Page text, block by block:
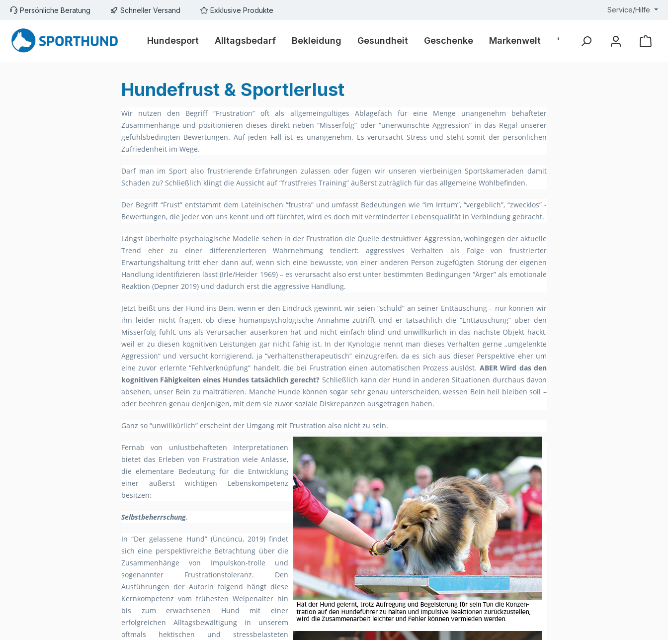
Hauptinhalt springen
Zur Suche springen
Zur Hauptnavigation springen
Persönliche Beratung Schneller Versand Exklusive Produkte Service/Hilfe
Hundesport Alltagsbedarf Bekleidung Gesundheit Geschenke Markenwelt % Outlet %
Hundefrust & Sportlerlust
Wir nutzen den Begriff “Frustration” oft als allgemeingültiges Ablagefach für eine Menge unangenehm behafteter
Zusammenhänge und positionieren dieses direkt neben “Misserfolg” oder “unerwünschte Aggression” in das Regal unserer
gefühlsbedingten Bewertungen. Auf jeden Fall ist es unangenehm. Es verursacht Stress und steht somit der persönlichen
Zufriedenheit im Wege.
Darf man im Sport also frustrierende Erfahrungen zulassen oder fügen wir unseren vierbeinigen Sportskameraden damit
Schaden zu? Schließlich klingt die Aussicht auf “frustfreies Training” äußerst zuträglich für das allgemeine Wohlbefinden.
Der Begriff “Frust” entstammt dem Lateinischen “frustra” und umfasst Bedeutungen wie “im Irrtum”, “vergeblich”, “zwecklos” -
Bewertungen, die jeder von uns kennt und oft fürchtet, wird es doch mit verminderter Lebensqualität in Verbindung gebracht.
Längst überholte psychologische Modelle sehen in der Frustration die Quelle destruktiver Aggression, wohingegen der aktuelle
Trend eher zu einer differenzierteren Wahrnehmung tendiert: aggressives Verhalten als Folge von frustrierter
Erwartungshaltung tritt eher dann auf, wenn sich eine bewusste, von einer anderen Person zugefügten Störung der eigenen
Handlung identifizieren lässt (Irle/Heider 1969) – es verursacht also erst unter bestimmten Bedingungen “Ärger” als emotionale
Reaktion (Depner 2019) und dadurch erst die aggressive Handlung.
Jetzt beißt uns der Hund ins Bein, wenn er den Eindruck gewinnt, wir seien “schuld” an seiner Enttäuschung – nur können wir
ihn leider nicht fragen, ob diese humanpsychologische Annahme zutrifft und er tatsächlich die “Enttäuschung” über den
Misserfolg fühlt, uns als Verursacher auserkoren hat und nicht einfach blind und unwillkürlich in das nächste Objekt hackt,
weil er zu diesen kognitiven Leistungen gar nicht fähig ist. In der Kynologie nennt man dieses Verhalten gerne „umgelenkte
Aggression“ und versucht korrigierend, ja “verhaltenstherapeutisch” einzugreifen, da es sich aus dieser Perspektive eher um
eine zuvor erlernte “Fehlverknüpfung” handelt, die bei Frustration einen automatischen Prozess auslöst. ABER Wird das den
kognitiven Fähigkeiten eines Hundes tatsächlich gerecht? Schließlich kann der Hund in anderen Situationen durchaus davon
absehen, unser Bein zu malträtieren. Manche Hunde können sogar sehr genau unterscheiden, wessen Bein heil bleiben soll –
oder beehren genau denjenigen, mit dem sie zuvor soziale Diskrepanzen ausgetragen haben.
Ganz so “unwillkürlich” erscheint der Umgang mit Frustration also nicht zu sein.
Fernab von unlustbehafteten Interpretationen
bietet das Erleben von Frustration viele Anlässe,
die elementare Bedeutung für die Entwicklung
einer äußerst wichtigen Lebenskompetenz
besitzen:
Selbstbeherrschung.
In “Der gelassene Hund” (Üncüncü, 2019) findet
sich eine perspektivreiche Betrachtung über die
Zusammenhänge von Impulskon-trolle und
sogenannter Frustrationstoleranz. Den
Ausführungen der Autorin folgend hängt diese
Kernkompetenz vom frühesten Welpenalter hin
bis zum erwachsenen Hund mit einer
erfolgreichen Alltagsbewältigung in unserem
oftmals hektischen und stressbelasteten